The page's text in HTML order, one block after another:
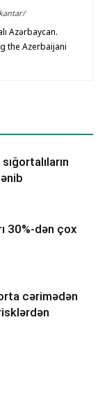
Azərbaycan.
the Azerbaijani
30%-dən çox
cərimədən